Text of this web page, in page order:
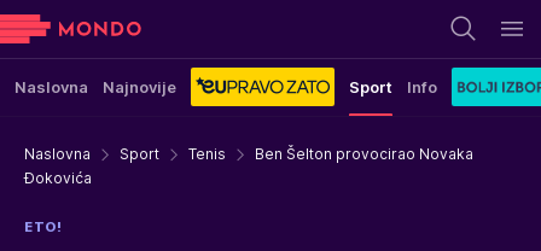
Naslovna Najnovije Sport Info
Naslovna Sport Tenis
Ben Šelton provocirao Novaka
Đokovića
ETO!